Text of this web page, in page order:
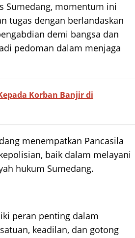
Sumedang, momentum ini
tugas dengan berlandaskan
demi bangsa dan
pedoman dalam menjaga
Korban Banjir di
menempatkan Pancasila
baik dalam melayani
hukum Sumedang.
peran penting dalam
keadilan, dan gotong